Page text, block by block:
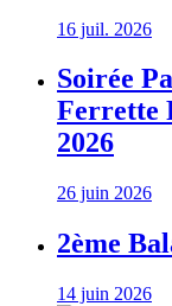
16 juil. 2026
Soirée
Ferrette
2026
26 juin 2026
2ème
14 juin 2026